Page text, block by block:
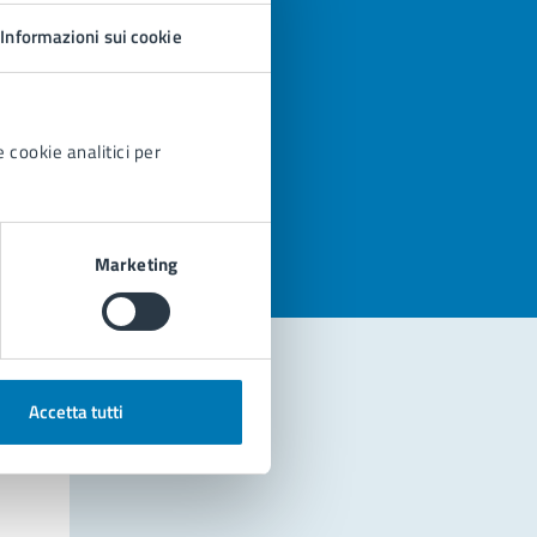
Informazioni sui cookie
cookie analitici per
Marketing
Accetta tutti